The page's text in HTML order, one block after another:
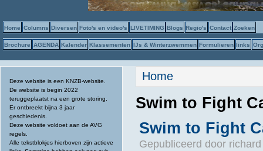
Home Columns Diversen Foto's en video's LIVETIMING Blogs Regio's Contact Zoeken
Brochure AGENDA Kalender Klassementen IJs & Winterzwemmen Formulieren links
Deze website is een KNZB-website.
De website is begin 2022
teruggeplaatst na een grote storing.
Er ontbreekt bijna 3 jaar
geschiedenis.
Deze website voldoet aan de AVG
regels.
Alle tekstblokjes hierboven zijn actieve
U bent hier
Home
Swim to Fight
Swim to Fight
Gepubliceerd door